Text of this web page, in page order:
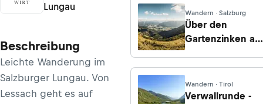
Lungau
Beschreibung
Leichte Wanderung im
Salzburger Lungau. Von
Lessach geht es auf
Wandern · Salzburg
Über den
Gartenzinken
Wandern · Tirol
Verwallrunde -